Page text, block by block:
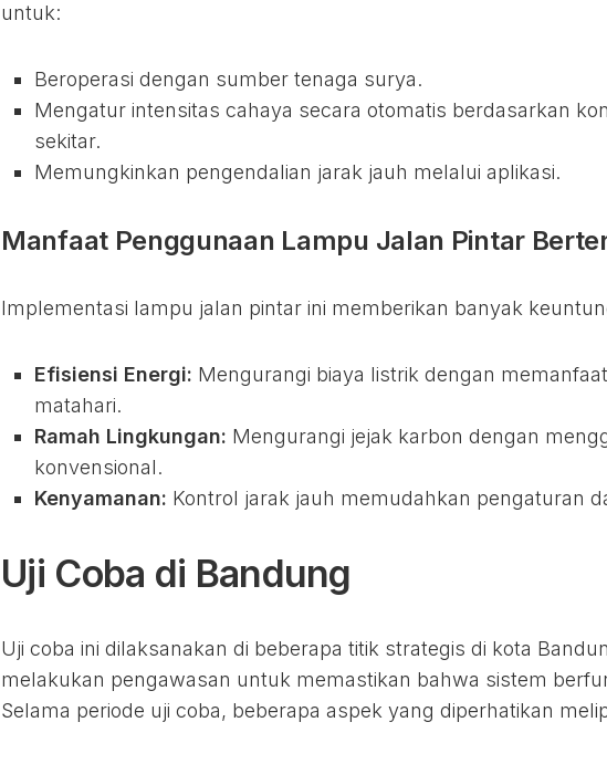
untuk:
Beroperasi dengan sumber tenaga surya.
Mengatur intensitas cahaya secara otomatis berdasarkan
sekitar.
Memungkinkan pengendalian jarak jauh melalui aplikasi.
Manfaat Penggunaan Lampu Jalan Pintar
Implementasi lampu jalan pintar ini memberikan banyak
Efisiensi Energi: Mengurangi biaya listrik dengan
matahari.
Ramah Lingkungan: Mengurangi jejak karbon dengan
konvensional.
Kenyamanan: Kontrol jarak jauh memudahkan pengaturan
Uji Coba di Bandung
Uji coba ini dilaksanakan di beberapa titik strategis di kota
melakukan pengawasan untuk memastikan bahwa sistem
Selama periode uji coba, beberapa aspek yang diperhatikan